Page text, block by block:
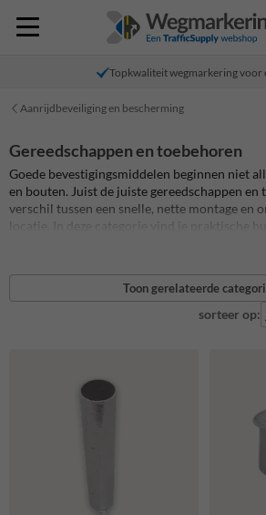
Topkwaliteit wegmarkering voor
Aanrijdbeveiliging en bescherming
Gereedschappen en toebehoren
Goede bevestigingsmiddelen beginnen niet
en bouten. Juist de juiste gereedschappen en
verschil tussen een snelle, nette montage en
locatie. In deze categorie vind je praktische
plaatsen, vastzetten, afwerken, onderhouden
verkeersborden, afzetpalen en andere
sleutels voor grondpotsystemen,
anti-diefstal gereedschap, montagestrips,
accessoires die ervoor zorgen dat een
Toon gerelateerde
sorteer op: